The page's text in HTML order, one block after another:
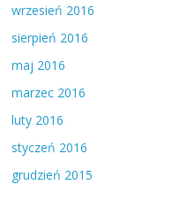
wrzesień 2016
sierpień 2016
maj 2016
marzec 2016
luty 2016
styczeń 2016
grudzień 2015